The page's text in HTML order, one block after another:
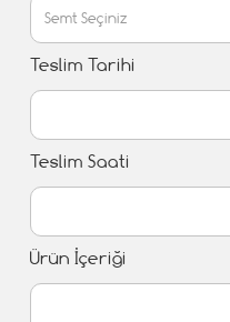
Teslim Tarihi
Teslim Saati
Ürün İçeriği